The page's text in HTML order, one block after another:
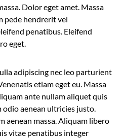
Dolor eget amet. Massa
pede hendrerit vel
penatibus. Eleifend
eget.
adipiscing nec leo parturient
etiam eget eu. Massa
ante nullam aliquet quis
aenean ultricies justo.
aenean massa. Aliquam libero
vitae penatibus integer